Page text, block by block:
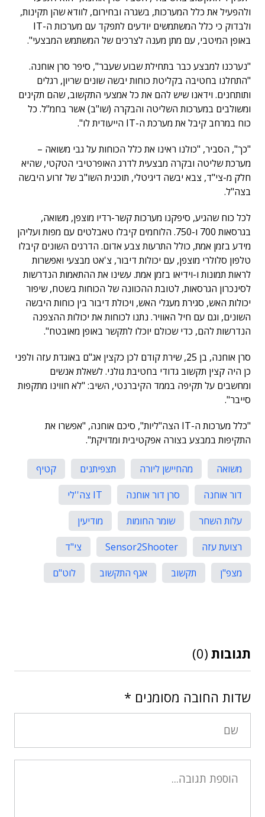
ולהפעיל את כלל המערכות, בשגרה ובחירום, לוודא שהן תקינות,
ולבדוק כי כלל המשתמשים יודעים לתפקד עם מערכות ה-IT
באופן המיטבי, עם מתן מענה לצרכים של המשתמש המבצעי".
"נערכנו למבצע כבר בתחילת שבוע שעבר", סיפר סרן אוחנה.
"התחלנו בחטיבה בקליטת כוחות יבשה שונים שריון, רגלים
ותותחנים. וידאנו שיש להם את כל אמצעי התקשוב, שהם תקינים
ומשולבים במערכות השליטה והבקרה (שו"ב) אשר בחמ"ל. כל
כוח במרחב קיבל את מערכת ה-IT הייעודית לו".
"כך", הסביר, "כולנו ראינו את כלל הכוחות על גבי משואה –
מערכת שליטה ובקרה מבצעית לדרג האופרטיבי הטקטי, שהיא
חלק מ-צי"ד, צבא יבשה דיגיטלי, תוכנית השו"ב של זרוע היבשה
בצה"ל.
לכל כוח שהגיע, סיפקנו מערכות קשר-רדיו מוצפן, משואה,
בגרסאות 700 ו-750. הלוחמים קיבלו טאבלטים עם מפות ועליהן
מידע בזמן אמת, כולל התרעות צבע אדום. הדרגים השונים קיבלו
טלפון סלולרי מוצפן, עם יכולות דיבור, צ'אט מבצעי ואפשרות
לראות תמונות ו-וידיאו בזמן אמת. עשינו את ההתאמות הנדרשות
לסינכרון הגרסאות, לטובת ההכוונה של הכוחות בשטח, שיפור
יכולות האש, סגירת מעגלי האש, ויכולת דיבור בין כוחות היבשה
השונים, וגם עם חיל האוויר. נתנו לכוחות את יכולות ההצפנה
הנדרשות להם, כדי שכולם יוכלו לתקשר באופן מאובטח".
סרן אוחנה, בן 25, שירת קודם לכן כקצין אג"ם באוגדת עזה ולפני
כן היה קצין תקשוב גדודי בחטיבת גולני. לשאלת אנשים
ומחשבים על תקיפה בממד הקיברנטי, השיב: "לא חווינו מתקפות
סייבר".
"כלל מערכות ה-IT הצה"ליות", סיכם אוחנה, "אפשרו את
התקיפות במבצע בצורה אפקטיבית ומדויקת".
משואה מהחיישן ליורה תצפיתנים
קטיף
דור אוחנה
סרן דור אוחנה
IT צה''לי
עלות השחר
שומר החומות
מודיעין
רצועת עזה
Sensor2Shooter
צי"ד
מצפ"ן
תקשוב אגף התקשוב לוט"ם
תגובות (0)
שדות החובה מסומנים *